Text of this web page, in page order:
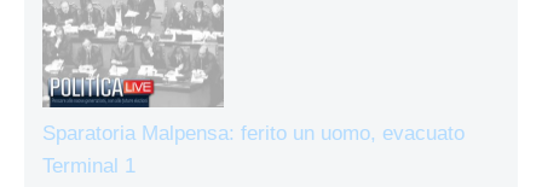
Sparatoria Malpensa: ferito un uomo, evacuato
Terminal 1